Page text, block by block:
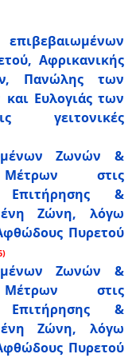
Αφρικανικής
Πανώλης των
Ευλογιάς των
γειτονικές
Ζωνών &
στις
Επιτήρησης &
Ζώνη, λόγω
Πυρετού
Ζωνών &
στις
Επιτήρησης &
Ζώνη, λόγω
Πυρετού